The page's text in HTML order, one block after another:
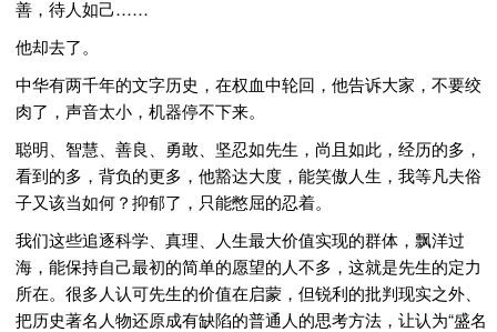
善，待人如己……
他却去了。
中华有两千年的文字历史，在权血中轮回，他告诉大家，不要绞
肉了，声音太小，机器停不下来。
聪明、智慧、善良、勇敢、坚忍如先生，尚且如此，经历的多，
看到的多，背负的更多，他豁达大度，能笑傲人生，我等凡夫俗
子又该当如何？抑郁了，只能憋屈的忍着。
我们这些追逐科学、真理、人生最大价值实现的群体，飘洋过
海，能保持自己最初的简单的愿望的人不多，这就是先生的定力
所在。很多人认可先生的价值在启蒙，但锐利的批判现实之外、
把历史著名人物还原成有缺陷的普通人的思考方法，让认为“盛名